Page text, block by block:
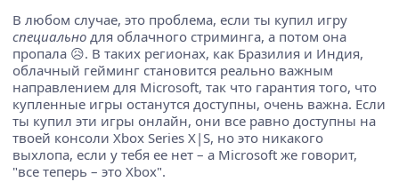
В любом случае, это проблема, если ты купил игру
специально для облачного стриминга, а потом она
пропала 😥. В таких регионах, как Бразилия и Индия,
облачный гейминг становится реально важным
направлением для Microsoft, так что гарантия того, что
купленные игры останутся доступны, очень важна. Если
ты купил эти игры онлайн, они все равно доступны на
твоей консоли Xbox Series X|S, но это никакого
выхлопа, если у тебя ее нет – а Microsoft же говорит,
"все теперь – это Xbox".